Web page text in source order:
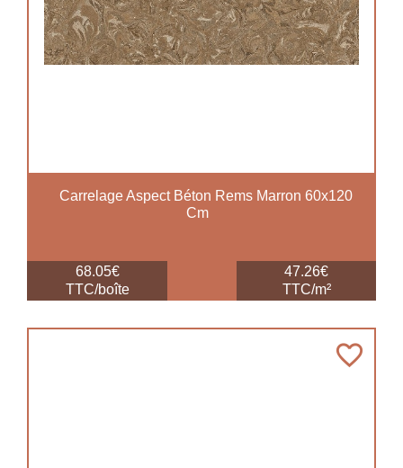
Carrelage Aspect Béton Rems Marron 60x120
Cm
68.05€
TTC/boîte
47.26€
TTC/m²
favorite_border